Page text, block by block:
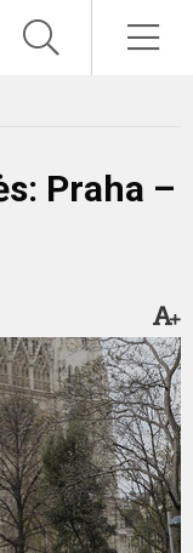
Praha –